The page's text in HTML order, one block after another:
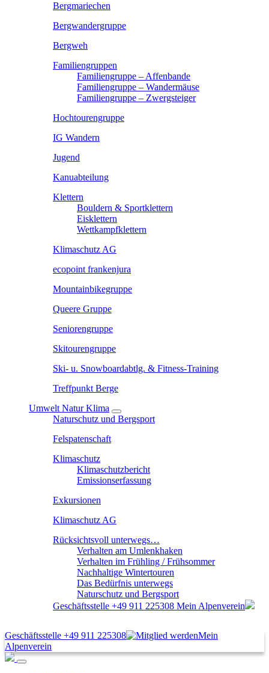
Bergmariechen
Bergwandergruppe
Bergweh
Familiengruppen
Familiengruppe – Affenbande
Familiengruppe – Wandermäuse
Familiengruppe – Zwergsteiger
Hochtourengruppe
IG Wandern
Jugend
Kanuabteilung
Klettern
Bouldern & Sportklettern
Eisklettern
Wettkampfklettern
Klimaschutz AG
ecopoint frankenjura
Mountainbikegruppe
Queere Gruppe
Seniorengruppe
Skitourengruppe
Ski- u. Snowboardabtlg. & Fitness-Training
Treffpunkt Berge
Umwelt Natur Klima
Naturschutz und Bergsport
Felspatenschaft
Klimaschutz
Klimaschutzbericht
Emissionserfassung
Exkursionen
Klimaschutz AG
Rücksichtsvoll unterwegs…
Verhalten am Umlenkhaken
Verhalten im Frühling / Frühsommer
Nachhaltige Wintertouren
Das Bedürfnis unterwegs
Naturschutz und Bergsport
Geschäftsstelle +49 911 225308 Mein Alpenverein
Geschäftsstelle +49 911 225308
Mein
Alpenverein